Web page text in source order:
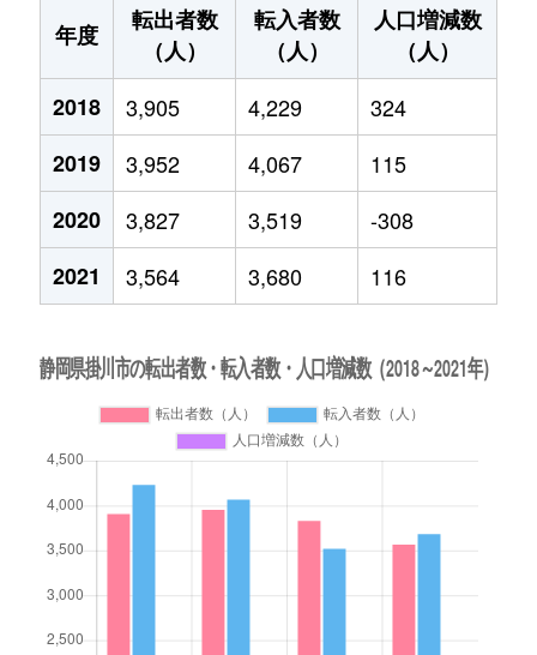
年度
転出者数
（人）
転入者数
（人）
人口増減数
（人）
2018
3,905 4,229
324
2019
3,952 4,067
115
2020
3,827 3,519
-308
2021
3,564 3,680 116